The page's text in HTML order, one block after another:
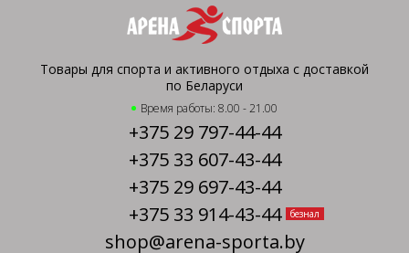
Товары для спорта и активного отдыха с доставкой
по Беларуси
Время работы: 8.00 - 21.00
+375 29 797-44-44
+375 33 607-43-44
+375 29 697-43-44
+375 33 914-43-44
безнал
shop@arena-sporta.by